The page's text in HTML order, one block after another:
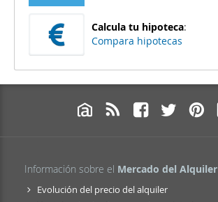
Calcula tu hipoteca:
Compara hipotecas
Información sobre el Mercado del Alquiler
Evolución del precio del alquiler